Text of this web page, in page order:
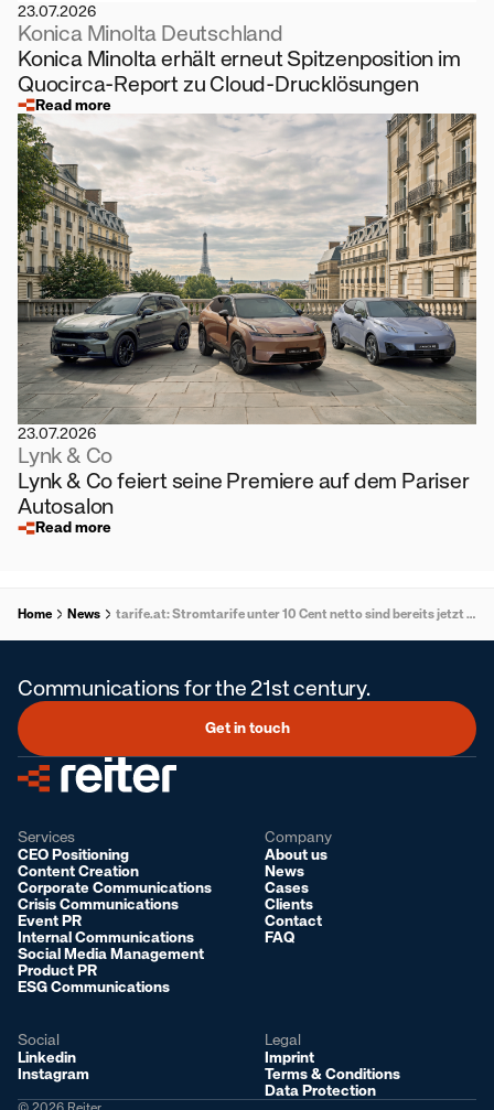
23.07.2026
Konica Minolta Deutschland
Konica Minolta erhält erneut Spitzenposition im
Quocirca-Report zu Cloud-Drucklösungen
Read more
23.07.2026
Lynk & Co
Lynk & Co feiert seine Premiere auf dem Pariser
Autosalon
Read more
Home News tarife.at: Stromtarife unter 10 Cent netto sind bereits jetzt erhältlich
Communications for the 21st century.
Get in touch
Services
CEO Positioning
Content Creation
Corporate Communications
Crisis Communications
Event PR
Internal Communications
Social Media Management
Product PR
ESG Communications
Company
About us
News
Cases
Clients
Contact
FAQ
Social
Linkedin
Instagram
Legal
Imprint
Terms & Conditions
Data Protection